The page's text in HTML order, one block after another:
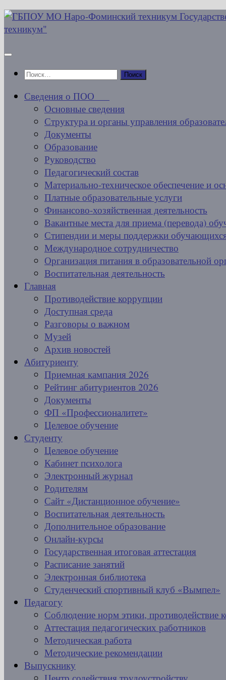
Перейти
к
Найти:
Сведения о ПОО
Основные сведения
Структура и органы управления
Документы
Образование
Руководство
Педагогический состав
Материально-техническое обеспечение и
Платные образовательные услуги
Финансово-хозяйственная деятельность
Вакантные места для приема (перевода)
Стипендии и меры поддержки
Международное сотрудничество
Организация питания в образовательной
Воспитательная деятельность
Главная
Противодействие коррупции
Доступная среда
Разговоры о важном
Музей
Архив новостей
Абитуриенту
Приемная кампания 2026
Рейтинг абитуриентов 2026
Документы
ФП «Профессионалитет»
Целевое обучение
Студенту
Целевое обучение
Кабинет психолога
Электронный журнал
Родителям
Сайт «Дистанционное обучение»
Воспитательная деятельность
Дополнительное образование
Онлайн-курсы
Государственная итоговая аттестация
Расписание занятий
Электронная библиотека
Студенческий спортивный клуб «Вымпел»
Педагогу
Соблюдение норм этики, противодействие
Аттестация педагогических работников
Методическая работа
Методические рекомендации
Выпускнику